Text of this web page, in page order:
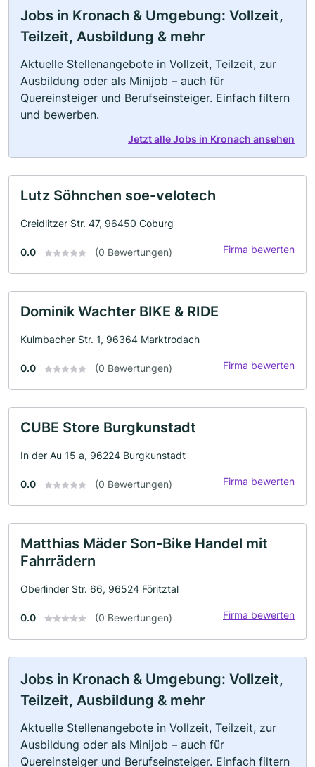
Jobs in Kronach & Umgebung: Vollzeit,
Teilzeit, Ausbildung & mehr
Aktuelle Stellenangebote in Vollzeit, Teilzeit, zur
Ausbildung oder als Minijob – auch für
Quereinsteiger und Berufseinsteiger. Einfach filtern
und bewerben.
Jetzt alle Jobs in Kronach ansehen
Lutz Söhnchen soe-velotech
Creidlitzer Str. 47, 96450 Coburg
0.0 (0 Bewertungen) Firma bewerten
Dominik Wachter BIKE & RIDE
Kulmbacher Str. 1, 96364 Marktrodach
0.0 (0 Bewertungen) Firma bewerten
CUBE Store Burgkunstadt
In der Au 15 a, 96224 Burgkunstadt
0.0 (0 Bewertungen) Firma bewerten
Matthias Mäder Son-Bike Handel mit
Fahrrädern
Oberlinder Str. 66, 96524 Föritztal
0.0 (0 Bewertungen) Firma bewerten
Jobs in Kronach & Umgebung: Vollzeit,
Teilzeit, Ausbildung & mehr
Aktuelle Stellenangebote in Vollzeit, Teilzeit, zur
Ausbildung oder als Minijob – auch für
Quereinsteiger und Berufseinsteiger. Einfach filtern